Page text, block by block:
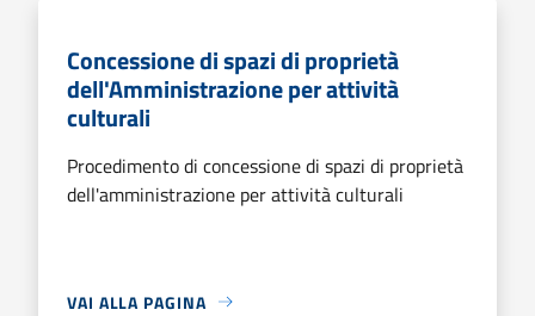
Concessione di spazi di proprietà
dell'Amministrazione per attività
culturali
Procedimento di concessione di spazi di proprietà
dell'amministrazione per attività culturali
VAI ALLA PAGINA